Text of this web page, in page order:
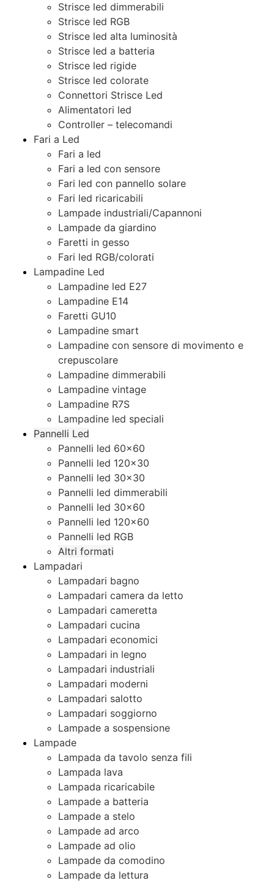
Strisce led dimmerabili
Strisce led RGB
Strisce led alta luminosità
Strisce led a batteria
Strisce led rigide
Strisce led colorate
Connettori Strisce Led
Alimentatori led
Controller – telecomandi
Fari a Led
Fari a led
Fari a led con sensore
Fari led con pannello solare
Fari led ricaricabili
Lampade industriali/Capannoni
Lampade da giardino
Faretti in gesso
Fari led RGB/colorati
Lampadine Led
Lampadine led E27
Lampadine E14
Faretti GU10
Lampadine smart
Lampadine con sensore di movimento e
crepuscolare
Lampadine dimmerabili
Lampadine vintage
Lampadine R7S
Lampadine led speciali
Pannelli Led
Pannelli led 60×60
Pannelli led 120×30
Pannelli led 30×30
Pannelli led dimmerabili
Pannelli led 30×60
Pannelli led 120×60
Pannelli led RGB
Altri formati
Lampadari
Lampadari bagno
Lampadari camera da letto
Lampadari cameretta
Lampadari cucina
Lampadari economici
Lampadari in legno
Lampadari industriali
Lampadari moderni
Lampadari salotto
Lampadari soggiorno
Lampade a sospensione
Lampade
Lampada da tavolo senza fili
Lampada lava
Lampada ricaricabile
Lampade a batteria
Lampade a stelo
Lampade ad arco
Lampade ad olio
Lampade da comodino
Lampade da lettura